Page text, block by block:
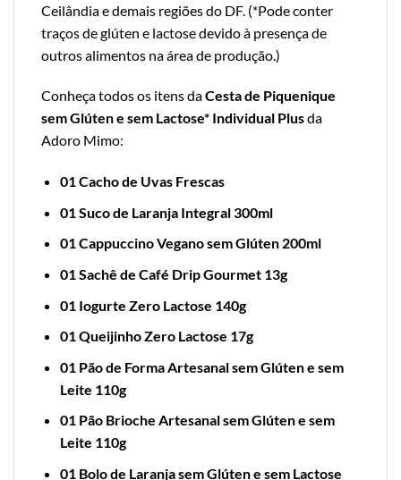
Ceilândia e demais regiões do DF. (*Pode conter
traços de glúten e lactose devido à presença de
outros alimentos na área de produção.)
Conheça todos os itens daCesta de Piquenique
sem Glúten e sem Lactose* Individual Plusda
Adoro Mimo:
01 Cacho de Uvas Frescas
01 Suco de Laranja Integral 300ml
01 Cappuccino Vegano sem Glúten 200ml
01 Sachê de Café Drip Gourmet 13g
01 Iogurte Zero Lactose 140g
01 Queijinho Zero Lactose 17g
01 Pão de Forma Artesanal sem Glúten e sem
Leite 110g
01 Pão Brioche Artesanal sem Glúten e sem
Leite 110g
01 Bolo de Laranja sem Glúten e sem Lactose